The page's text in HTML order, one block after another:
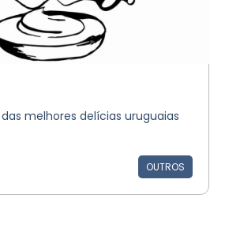
melhores delícias uruguaias
OUTROS